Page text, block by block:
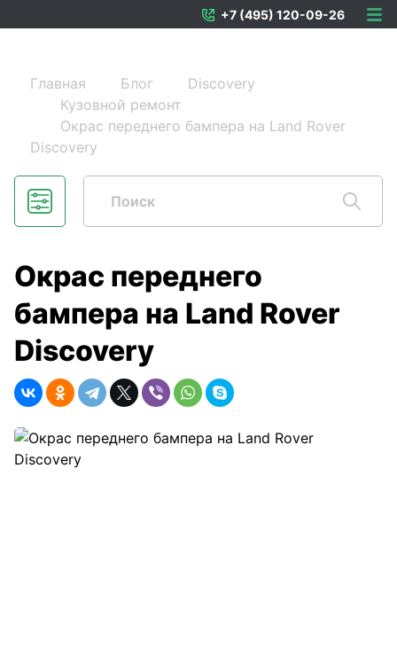
+7 (495) 120-09-26
Главная Блог
Discovery
Кузовной ремонт
Окрас переднего бампера на Land Rover
Discovery